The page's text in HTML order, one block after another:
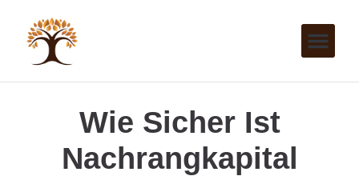
Wie Sicher Ist
Nachrangkapital